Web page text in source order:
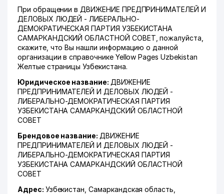
При обращении в ДВИЖЕНИЕ ПРЕДПРИНИМАТЕЛЕЙ И
ДЕЛОВЫХ ЛЮДЕЙ - ЛИБЕРАЛЬНО-
ДЕМОКРАТИЧЕСКАЯ ПАРТИЯ УЗБЕКИСТАНА
САМАРКАНДСКИЙ ОБЛАСТНОЙ СОВЕТ, пожалуйста,
скажите, что Вы нашли информацию о данной
организации в справочнике Yellow Pages Uzbekistan
Желтые страницы Узбекистана.
Юридическое название: ДВИЖЕНИЕ
ПРЕДПРИНИМАТЕЛЕЙ И ДЕЛОВЫХ ЛЮДЕЙ -
ЛИБЕРАЛЬНО-ДЕМОКРАТИЧЕСКАЯ ПАРТИЯ
УЗБЕКИСТАНА САМАРКАНДСКИЙ ОБЛАСТНОЙ
СОВЕТ
Брендовое название: ДВИЖЕНИЕ
ПРЕДПРИНИМАТЕЛЕЙ И ДЕЛОВЫХ ЛЮДЕЙ -
ЛИБЕРАЛЬНО-ДЕМОКРАТИЧЕСКАЯ ПАРТИЯ
УЗБЕКИСТАНА САМАРКАНДСКИЙ ОБЛАСТНОЙ
СОВЕТ
Адрес: Узбекистан,Самаркандская область